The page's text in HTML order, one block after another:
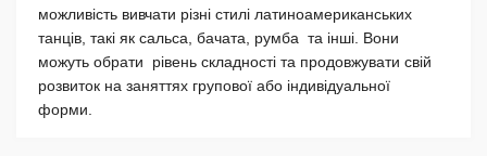
можливість вивчати різні стилі латиноамериканських
танців, такі як сальса, бачата, румба та інші. Вони
можуть обрати рівень складності та продовжувати свій
розвиток на заняттях групової або індивідуальної
форми.